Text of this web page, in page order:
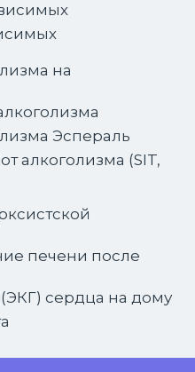
на
Эспераль
алкоголизма (SIT,
печени после
сердца на дому